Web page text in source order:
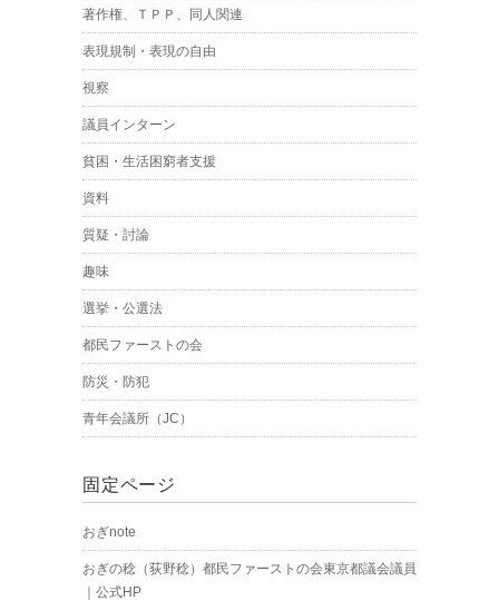
著作権、ＴＰＰ、同人関連
表現規制・表現の自由
視察
議員インターン
貧困・生活困窮者支援
資料
質疑・討論
趣味
選挙・公選法
都民ファーストの会
防災・防犯
青年会議所（JC）
固定ページ
おぎnote
おぎの稔（荻野稔）都民ファーストの会東京都議会議員
｜公式HP